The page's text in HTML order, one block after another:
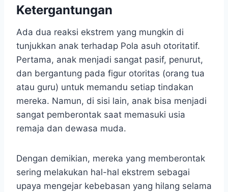
Ketergantungan
Ada dua reaksi ekstrem yang mungkin di
tunjukkan anak terhadap Pola asuh otoritatif.
Pertama, anak menjadi sangat pasif, penurut,
dan bergantung pada figur otoritas (orang tua
atau guru) untuk memandu setiap tindakan
mereka. Namun, di sisi lain, anak bisa menjadi
sangat pemberontak saat memasuki usia
remaja dan dewasa muda.
Dengan demikian, mereka yang memberontak
sering melakukan hal-hal ekstrem sebagai
upaya mengejar kebebasan yang hilang selama